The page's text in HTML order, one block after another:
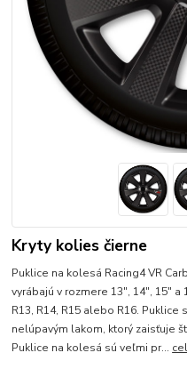
Kryty kolies čierne
Puklice na kolesá Racing4 VR
vyrábajú v rozmere 13", 14", 15"
R13, R14, R15 alebo R16.
nelúpavým lakom, ktorý zaisťuje
Puklice na kolesá sú veľmi pr...